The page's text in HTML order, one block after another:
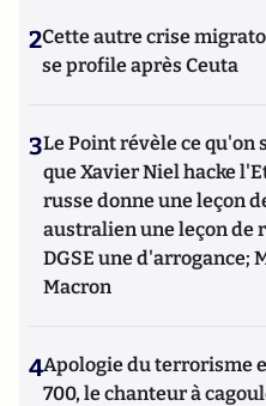
2Cette autre crise
se profile après Ceuta
3Le Point révèle ce qu'on
que Xavier Niel hacke
russe donne une leçon
australien une leçon de
DGSE une d'arrogance;
Macron
4Apologie du terrorisme
700, le chanteur à